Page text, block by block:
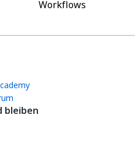
Workflows
bleiben